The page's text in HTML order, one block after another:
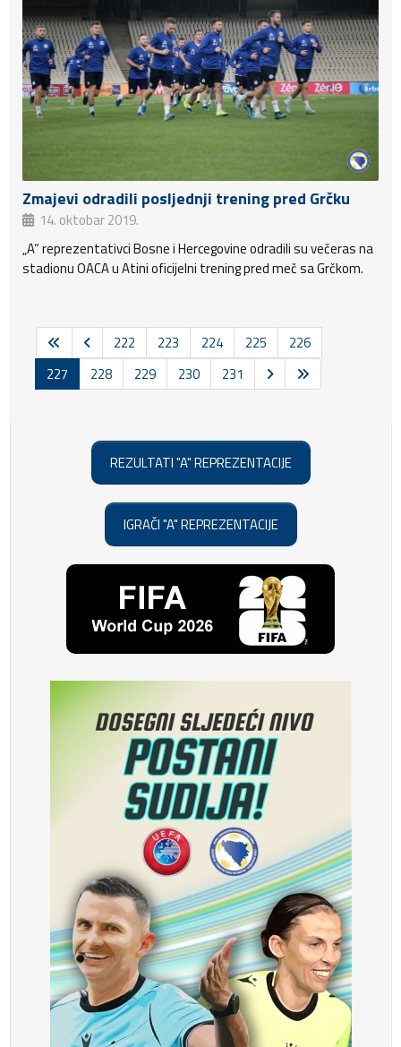
Zmajevi odradili posljednji trening pred Grčku
14. oktobar 2019.
„A“ reprezentativci Bosne i Hercegovine odradili su večeras na
stadionu OACA u Atini oficijelni trening pred meč sa Grčkom.
222 223 224 225
226
227
228 229 230 231
REZULTATI "A" REPREZENTACIJE
IGRAČI "A" REPREZENTACIJE